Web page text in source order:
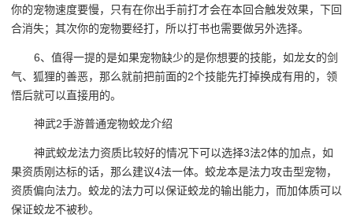
你的宠物速度要慢，只有在你出手前打才会在本回合触发效果，下回
合消失；其次你的宠物要经打，所以打书也需要做另外选择。
6、值得一提的是如果宠物缺少的是你想要的技能，如龙女的剑
气、狐狸的善恶，那么就前把前面的2个技能先打掉换成有用的，领
悟后就可以直接用的。
神武2手游普通宠物蛟龙介绍
神武蛟龙法力资质比较好的情况下可以选择3法2体的加点，如
果资质刚达标的话，那么建议4法一体。蛟龙本是法力攻击型宠物，
资质偏向法力。蛟龙的法力可以保证蛟龙的输出能力，而加体质可以
保证蛟龙不被秒。